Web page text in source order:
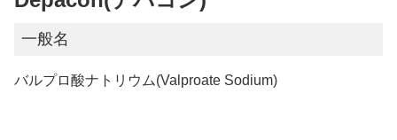
一般名
バルプロ酸ナトリウム(Valproate Sodium)